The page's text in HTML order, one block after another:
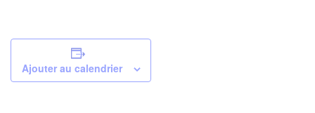
Ajouter au calendrier